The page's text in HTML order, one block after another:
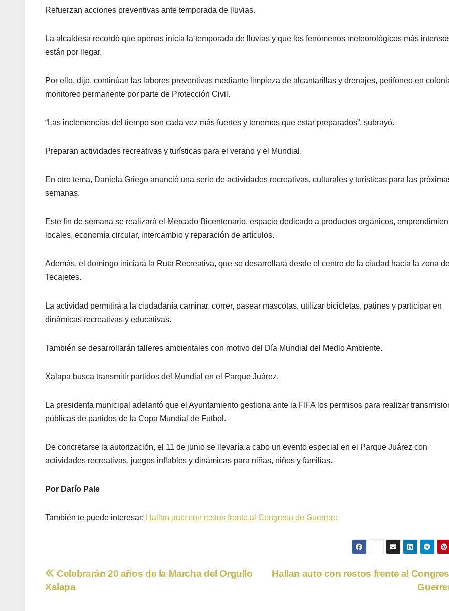
Refuerzan acciones preventivas ante temporada de lluvias.
La alcaldesa recordó que apenas inicia la temporada de lluvias y que los fenómenos meteorológicos más
están por llegar.
Por ello, dijo, continúan las labores preventivas mediante limpieza de alcantarillas y drenajes, perifoneo en
monitoreo permanente por parte de Protección Civil.
“Las inclemencias del tiempo son cada vez más fuertes y tenemos que estar preparados”, subrayó.
Preparan actividades recreativas y turísticas para el verano y el Mundial.
En otro tema, Daniela Griego anunció una serie de actividades recreativas, culturales y turísticas para las
semanas.
Este fin de semana se realizará el Mercado Bicentenario, espacio dedicado a productos orgánicos,
locales, economía circular, intercambio y reparación de artículos.
Además, el domingo iniciará la Ruta Recreativa, que se desarrollará desde el centro de la ciudad hacia la zona
Tecajetes.
La actividad permitirá a la ciudadanía caminar, correr, pasear mascotas, utilizar bicicletas, patines y participar en
dinámicas recreativas y educativas.
También se desarrollarán talleres ambientales con motivo del Día Mundial del Medio Ambiente.
Xalapa busca transmitir partidos del Mundial en el Parque Juárez.
La presidenta municipal adelantó que el Ayuntamiento gestiona ante la FIFA los permisos para realizar
públicas de partidos de la Copa Mundial de Futbol.
De concretarse la autorización, el 11 de junio se llevaría a cabo un evento especial en el Parque Juárez con
actividades recreativas, juegos inflables y dinámicas para niñas, niños y familias.
Por Darío Pale
También te puede interesar: Hallan auto con restos frente al Congreso de Guerrero
Navegación
Hallan auto con restos frente al
Celebrarán 20 años de la Marcha del Orgullo
Xalapa